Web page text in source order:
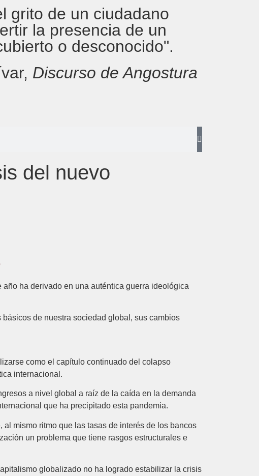
grito de un ciudadano
la presencia de un
o desconocido".
Discurso de Angostura
del nuevo
ha derivado en una auténtica guerra ideológica
de nuestra sociedad global, sus cambios
como el capítulo continuado del colapso
internacional.
a nivel global a raíz de la caída en la demanda
que ha precipitado esta pandemia.
mismo ritmo que las tasas de interés de los bancos
un problema que tiene rasgos estructurales e
globalizado no ha logrado estabilizar la crisis